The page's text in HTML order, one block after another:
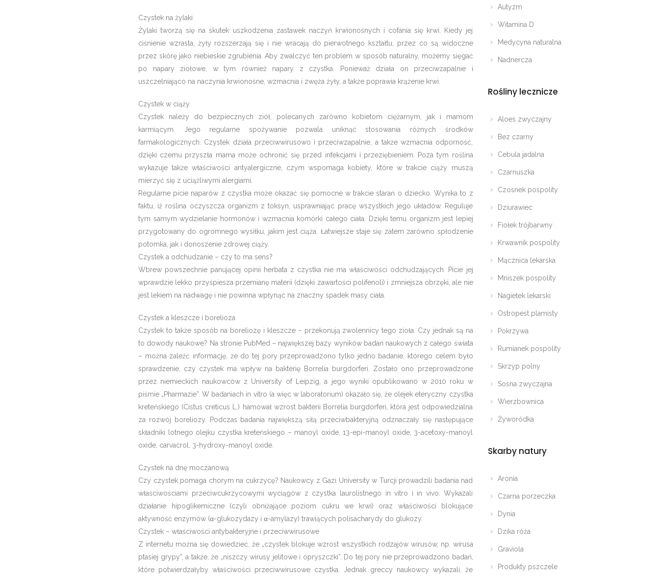
Czystek na żylaki
Żylaki tworzą się na skutek uszkodzenia zastawek naczyń krwionośnych i cofania się krwi. Kiedy jej
ciśnienie wzrasta, żyły rozszerzają się i nie wracają do pierwotnego kształtu, przez co są widoczne
przez skórę jako niebieskie zgrubienia. Aby zwalczyć ten problem w sposób naturalny, możemy sięgać
po napary ziołowe, w tym również napary z czystka. Ponieważ działa on przeciwzapalnie i
uszczelniająco na naczynia krwionośne, wzmacnia i zwęża żyły, a także poprawia krążenie krwi.
Czystek w ciąży
Czystek należy do bezpiecznych ziół, polecanych zarówno kobietom ciężarnym, jak i mamom
karmiącym. Jego regularne spożywanie pozwala uniknąć stosowania różnych środków
farmakologicznych. Czystek działa przeciwwirusowo i przeciwzapalnie, a także wzmacnia odporność,
dzięki czemu przyszła mama może ochronić się przed infekcjami i przeziębieniem. Poza tym roślina
wykazuje także właściwości antyalergiczne, czym wspomaga kobiety, które w trakcie ciąży muszą
mierzyć się z uciążliwymi alergiami.
Regularne picie naparów z czystka może okazać się pomocne w trakcie starań o dziecko. Wynika to z
faktu, iż roślina oczyszcza organizm z toksyn, usprawniając pracę wszystkich jego układów. Reguluje
tym samym wydzielanie hormonów i wzmacnia komórki całego ciała. Dzięki temu organizm jest lepiej
przygotowany do ogromnego wysiłku, jakim jest ciąża. Łatwiejsze staje się zatem zarówno spłodzenie
potomka, jak i donoszenie zdrowej ciąży.
Czystek a odchudzanie – czy to ma sens?
Wbrew powszechnie panującej opinii herbata z czystka nie ma właściwości odchudzających. Picie jej
wprawdzie lekko przyśpiesza przemianę materii (dzięki zawartości polifenoli) i zmniejsza obrzęki, ale nie
jest lekiem na nadwagę i nie powinna wpłynąć na znaczny spadek masy ciała.
Czystek a kleszcze i borelioza
Czystek to także sposób na boreliozę i kleszcze – przekonują zwolennicy tego zioła. Czy jednak są na
to dowody naukowe? Na stronie PubMed – największej bazy wyników badań naukowych z całego świata
– można zaleźć informację, że do tej pory przeprowadzono tylko jedno badanie, którego celem było
sprawdzenie, czy czystek ma wpływ na bakterię Borrelia burgdorferi. Zostało ono przeprowadzone
przez niemieckich naukowców z University of Leipzig, a jego wyniki opublikowano w 2010 roku w
piśmie „Pharmazie”. W badaniach in vitro (a więc w laboratorium) okazało się, że olejek eteryczny czystka
kreteńskiego (Cistus creticus L.) hamował wzrost bakterii Borrelia burgdorferi, która jest odpowiedzialna
za rozwój boreliozy. Podczas badania największą siłą przeciwbakteryjną odznaczały się następujące
składniki lotnego olejku czystka kreteńskiego – manoyl oxide, 13-epi-manoyl oxide, 3-acetoxy-manoyl
oxide, carvacrol, 3-hydroxy-manoyl oxide.
Czystek na dnę moczanową
Czy czystek pomaga chorym na cukrzycę? Naukowcy z Gazi University w Turcji prowadzili badania nad
właściwościami przeciwcukrzycowymi wyciągów z czystka laurolistnego in vitro i in vivo. Wykazali
działanie hipoglikemiczne (czyli obniżające poziom cukru we krwi) oraz właściwości blokujące
aktywność enzymów (α-glukozydazy i α-amylazy) trawiących polisacharydy do glukozy.
Czystek – właściwości antybakteryjne i przeciwwirusowe
Z internetu można się dowiedzieć, że „czystek blokuje wzrost wszystkich rodzajów wirusów, np. wirusa
ptasiej grypy”, a także, że „niszczy wirusy jelitowe i opryszczki”. Do tej pory nie przeprowadzono badań,
które potwierdzałyby właściwości przeciwwirusowe czystka. Jednak greccy naukowcy wykazali, że
Autyzm
Witamina D
Medycyna naturalna
Nadnercza
Rośliny lecznicze
Aloes zwyczajny
Bez czarny
Cebula jadalna
Czarnuszka
Czosnek pospolity
Dziurawiec
Fiołek trójbarwny
Krwawnik pospolity
Mącznica lekarska
Mniszek pospolity
Nagietek lekarski
Ostropest plamisty
Pokrzywa
Rumianek pospolity
Skrzyp polny
Sosna zwyczajna
Wierzbownica
Żyworódka
Skarby natury
Aronia
Czarna porzeczka
Dynia
Dzika róża
Graviola
Produkty pszczele